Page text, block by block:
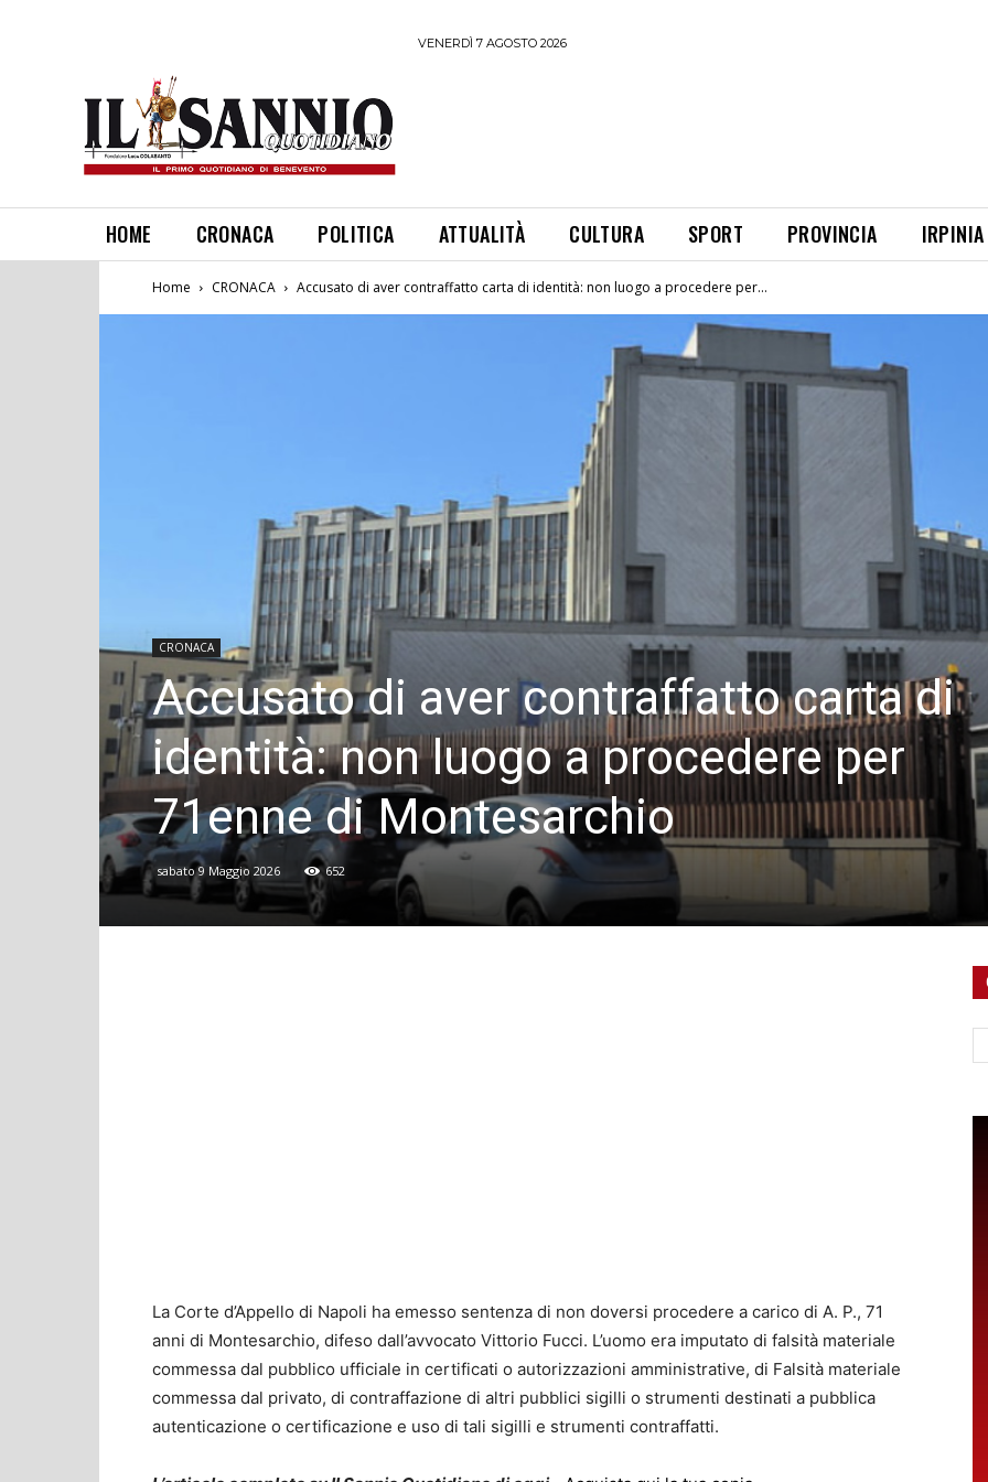
VENERDÌ 7 AGOSTO 2026
HOME CRONACA POLITICA ATTUALITÀ CULTURA SPORT PROVINCIA IRPINIA
Home CRONACA Accusato di aver contraffatto carta di identità: non luogo a procedere per...
CRONACA
Accusato di aver contraffatto carta di
identità: non luogo a procedere per
71enne di Montesarchio
sabato 9 Maggio 2026 652
La Corte d’Appello di Napoli ha emesso sentenza di non doversi procedere a carico di A. P., 71
anni di Montesarchio, difeso dall’avvocato Vittorio Fucci. L’uomo era imputato di falsità materiale
commessa dal pubblico ufficiale in certificati o autorizzazioni amministrative, di Falsità materiale
commessa dal privato, di contraffazione di altri pubblici sigilli o strumenti destinati a pubblica
autenticazione o certificazione e uso di tali sigilli e strumenti contraffatti.